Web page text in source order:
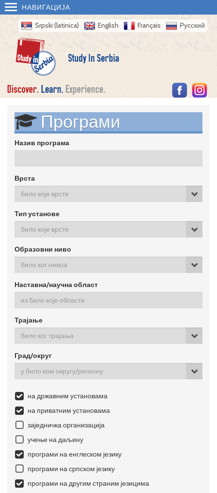
НАВИГАЦИЈА
Srpski (latinica) English Français Русский
Програми
Назив програма
Врста
било које врсте
Тип установе
било које врсте
Образовни ниво
било ког нивоа
Наставна/научна област
Трајање
било ког трајања
Град/округ
у било ком округу/региону
на државним установама
на приватним установама
заједничка организација
учење на даљину
програми на енглеском језику
програми на српском језику
програми на другим страним језицима